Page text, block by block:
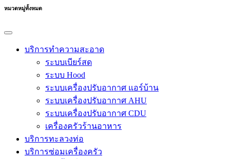
หมวดหมู่ทั้งหมด
บริการทำความสะอาด
ระบบเบียร์สด
ระบบ Hood
ระบบเครื่องปรับอากาศ แอร์บ้าน
ระบบเครื่องปรับอากาศ AHU
ระบบเครื่องปรับอากาศ CDU
เครื่องครัวร้านอาหาร
บริการทะลวงท่อ
บริการซ่อมเครื่องครัว